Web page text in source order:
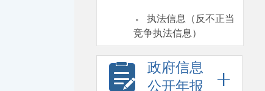
·
执法信息（反不正当
竞争执法信息）
政府信息
公开年报